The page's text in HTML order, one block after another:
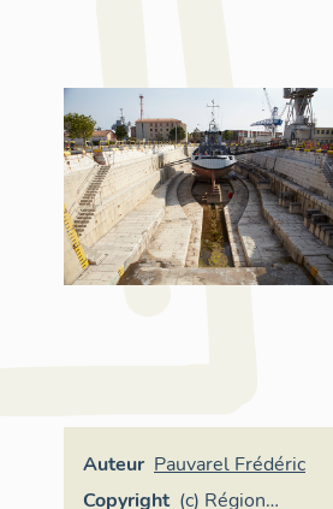
Auteur Pauvarel Frédéric
Copyright (c) Région